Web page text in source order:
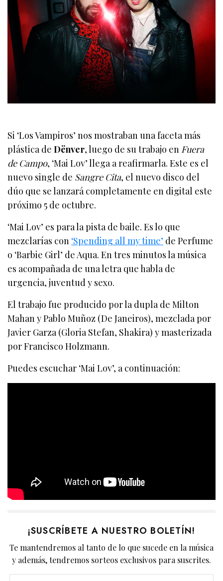
Si ‘Los Vampiros’ nos mostraban una faceta más
plástica deDënver, luego de su trabajo en Fuera
de Campo, ‘Mai Lov’ llega a reafirmarla. Este es el
nuevo single de Sangre Cita, el nuevo disco del
dúo que se lanzará completamente en digital este
próximo 5 de octubre.
‘Mai Lov’ es para la pista de baile. Es lo que
mezclarías con ‘Spending all my time’ de Perfume
o ‘Barbie Girl’ de Aqua. En tres minutos la música
es acompañada de una letra que habla de
urgencia, juventud y sexo.
El trabajo fue producido por la dupla de Milton
Mahan y Pablo Muñoz (De Janeiros), mezclada por
Javier Garza (Gloria Stefan, Shakira) y masterizada
por Francisco Holzmann.
Puedes escuchar ‘Mai Lov’, a continuación:
¡SUSCRÍBETE A NUESTRO BOLETÍN!
Te mantendremos al tanto de lo que sucede en la música
y además, tendremos sorteos exclusivos para suscrites.